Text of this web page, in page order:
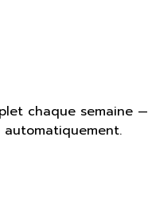
chaque semaine —